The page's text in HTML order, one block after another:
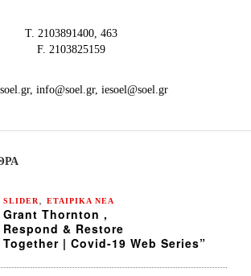
Τ. 2103891400, 463
F. 2103825159
info@soel.gr, iesoel@soel.gr
SLIDER ΕΤΑΙΡΙΚΑ ΝΕΑ
Grant Thornton ,
Respond & Restore
Together | Covid-19 Web Series”